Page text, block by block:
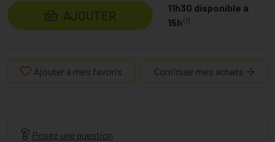
AJOUTER
11h30 disponible à
15h (1)
Ajouter à mes favoris Continuer mes achats
Posez une question